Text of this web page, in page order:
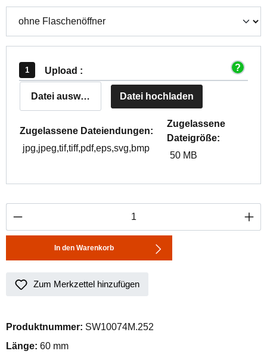
Upload :
Datei auswählen Datei hochladen
Zugelassene Dateiendungen:
jpg,jpeg,tif,tiff,pdf,eps,svg,bmp
Zugelassene
Dateigröße:
50 MB
Produkt Anzahl: Gib den gewünschten
In den Warenkorb
Zum Merkzettel hinzufügen
Produktnummer: SW10074M.252
Länge: 60 mm